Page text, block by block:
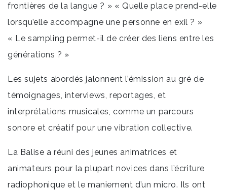
frontières de la langue ? » « Quelle place prend-elle
lorsqu’elle accompagne une personne en exil ? »
« Le sampling permet-il de créer des liens entre les
générations ? »
Les sujets abordés jalonnent l’émission au gré de
témoignages, interviews, reportages, et
interprétations musicales, comme un parcours
sonore et créatif pour une vibration collective.
La Balise a réuni des jeunes animatrices et
animateurs pour la plupart novices dans l’écriture
radiophonique et le maniement d’un micro. Ils ont